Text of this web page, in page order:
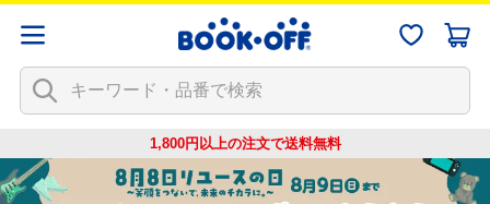
1,800円以上の注文で送料無料